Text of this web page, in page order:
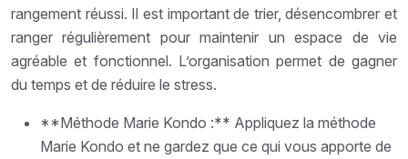
rangement réussi. Il est important de trier, désencombrer et
ranger régulièrement pour maintenir un espace de vie
agréable et fonctionnel. L’organisation permet de gagner
du temps et de réduire le stress.
**Méthode Marie Kondo :** Appliquez la méthode
Marie Kondo et ne gardez que ce qui vous apporte de